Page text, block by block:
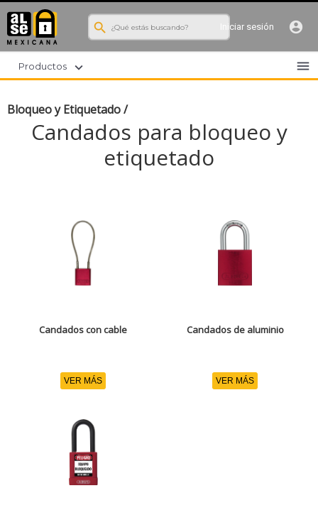
search Iniciar sesión account_circle
menu
Productos expand_more
Bloqueo y Etiquetado/
Candados para bloqueo y
etiquetado
Candados con cable
VER MÁS
Candados de aluminio
VER MÁS